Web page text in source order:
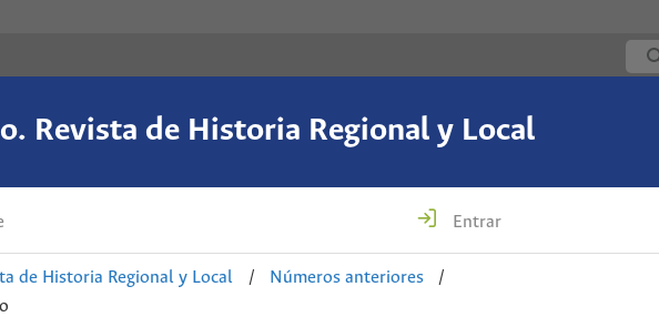
Revista de Historia Regional y Local
Entrar
de Historia Regional y Local / Números anteriores
/